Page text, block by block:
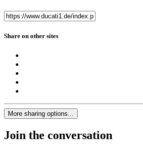
Share on other sites
More sharing options...
Join the conversation